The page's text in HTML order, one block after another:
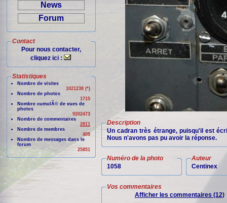
News
Forum
Contact
Pour nous contacter,
cliquez ici :
Statistiques
Nombre de visites
1021238 (*)
Nombre de photos
1715
Nombre cumulÃ© de vues de
photos
9202473
Nombre de commentaires
2811
Nombre de membres
409
Nombre de messages dans le
forum
25851
Description
Un cadran très étrange, puisqu'il est
Nous n'avons pas pu avoir la réponse.
Numéro de la photo
1058
Auteur
Centinex
Vos commentaires
Afficher les commentaires (12)